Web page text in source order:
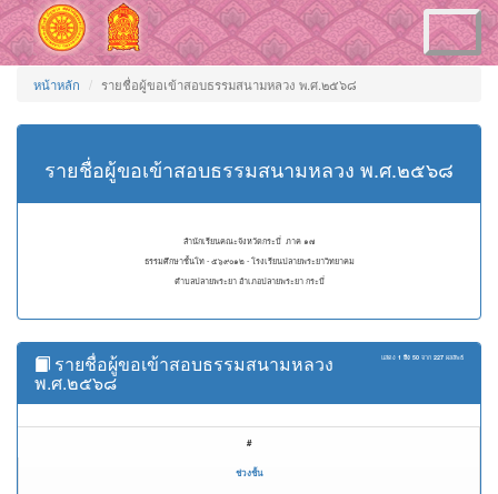
Toggle
navigation
หน้าหลัก รายชื่อผู้ขอเข้าสอบธรรมสนามหลวง พ.ศ.๒๕๖๘
รายชื่อผู้ขอเข้าสอบธรรมสนามหลวง พ.ศ.๒๕๖๘
สำนักเรียนคณะจังหวัดกระบี่ ภาค ๑๗
ธรรมศึกษาชั้นโท - ๕๖๙๐๑๒ - โรงเรียนปลายพระยาวิทยาคม
ตำบลปลายพระยา อำเภอปลายพระยา กระบี่
แสดง 1 ถึง 50 จาก 227 ผลลัพธ์
รายชื่อผู้ขอเข้าสอบธรรมสนามหลวง
พ.ศ.๒๕๖๘
#
ช่วงชั้น